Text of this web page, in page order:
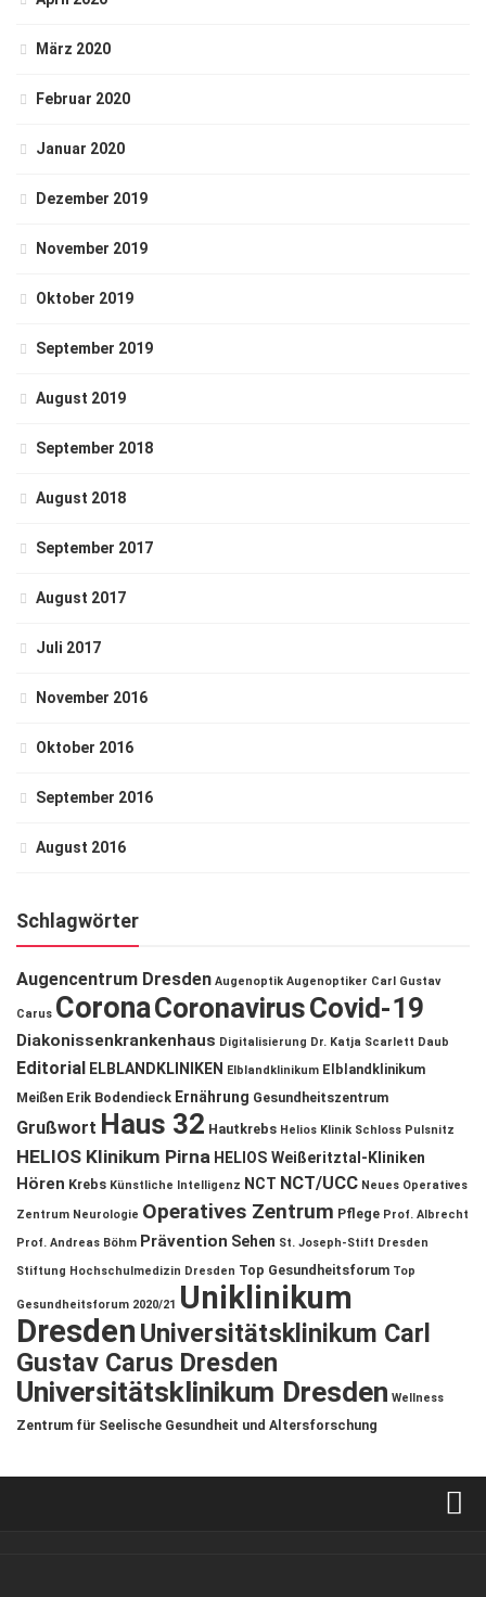
März 2020
Februar 2020
Januar 2020
Dezember 2019
November 2019
Oktober 2019
September 2019
August 2019
September 2018
August 2018
September 2017
August 2017
Juli 2017
November 2016
Oktober 2016
September 2016
August 2016
Schlagwörter
Augencentrum Dresden Augenoptik Augenoptiker Carl Gustav
Carus CoronaCoronavirusCovid-19
Diakonissenkrankenhaus Digitalisierung Dr. Katja Scarlett Daub
Editorial ELBLANDKLINIKEN Elblandklinikum Elblandklinikum
Meißen Erik Bodendieck Ernährung Gesundheitszentrum
Grußwort Haus 32 Hautkrebs Helios Klinik Schloss Pulsnitz
HELIOS Klinikum Pirna HELIOS Weißeritztal-Kliniken
Hören Krebs Künstliche Intelligenz NCT NCT/UCC Neues Operatives
Zentrum Neurologie Operatives Zentrum Pflege Prof. Albrecht
Prof. Andreas Böhm Prävention Sehen St. Joseph-Stift Dresden
Stiftung Hochschulmedizin Dresden Top Gesundheitsforum Top
Gesundheitsforum 2020/21 Uniklinikum
DresdenUniversitätsklinikum Carl
Gustav Carus Dresden
Universitätsklinikum Dresden Wellness
Zentrum für Seelische Gesundheit und Altersforschung